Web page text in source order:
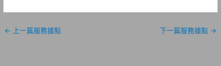
← 上一篇服務據點 下一篇服務據點 →